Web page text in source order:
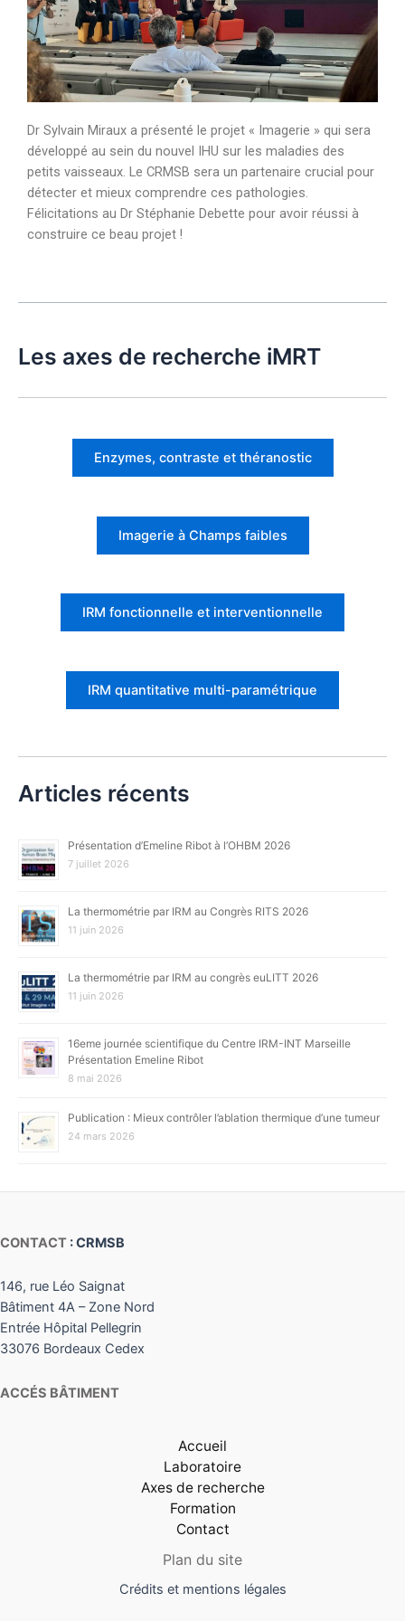
Dr Sylvain Miraux a présenté le projet « Imagerie » qui sera
développé au sein du nouvel IHU sur les maladies des
petits vaisseaux. Le CRMSB sera un partenaire crucial pour
détecter et mieux comprendre ces pathologies.
Félicitations au Dr Stéphanie Debette pour avoir réussi à
construire ce beau projet !
Les axes de recherche iMRT
Enzymes, contraste et théranostic
Imagerie à Champs faibles
IRM fonctionnelle et interventionnelle
IRM quantitative multi-paramétrique
Articles récents
Présentation d’Emeline Ribot à l’OHBM 2026
7 juillet 2026
La thermométrie par IRM au Congrès RITS 2026
11 juin 2026
La thermométrie par IRM au congrès euLITT 2026
11 juin 2026
16eme journée scientifique du Centre IRM-INT Marseille
Présentation Emeline Ribot
8 mai 2026
Publication : Mieux contrôler l’ablation thermique d’une tumeur
24 mars 2026
CONTACT : CRMSB
146, rue Léo Saignat
Bâtiment 4A – Zone Nord
Entrée Hôpital Pellegrin
33076 Bordeaux Cedex
ACCÉS BÂTIMENT
Accueil
Laboratoire
Axes de recherche
Formation
Contact
Plan du site
Crédits et mentions légales